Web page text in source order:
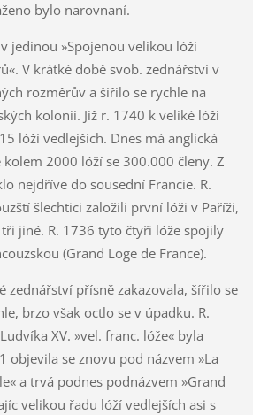
bylo narovnaní.
jedinou »Spojenou velikou lóži
V krátké době svob. zednářství v
rozměrův a šířilo se rychle na
kolonií. Již r. 1740 k veliké lóži
lóží vedlejších. Dnes má anglická
kolem 2000 lóží se 300.000 členy. Z
nejdříve do sousední Francie. R.
šlechtici založili první lóži v Paříži,
jiné. R. 1736 tyto čtyři lóže spojily
(Grand Loge de France).
zednářství přísně zakazovala, šířilo se
brzo však octlo se v úpadku. R.
XV. »vel. franc. lóže« byla
objevila se znovu pod názvem »La
a trvá podnes podnázvem »Grand
velikou řadu lóží vedlejších asi s